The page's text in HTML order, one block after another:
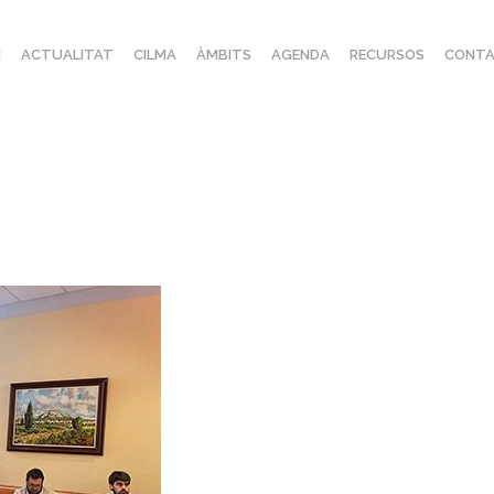
ACTUALITAT CILMA ÀMBITS AGENDA RECURSOS